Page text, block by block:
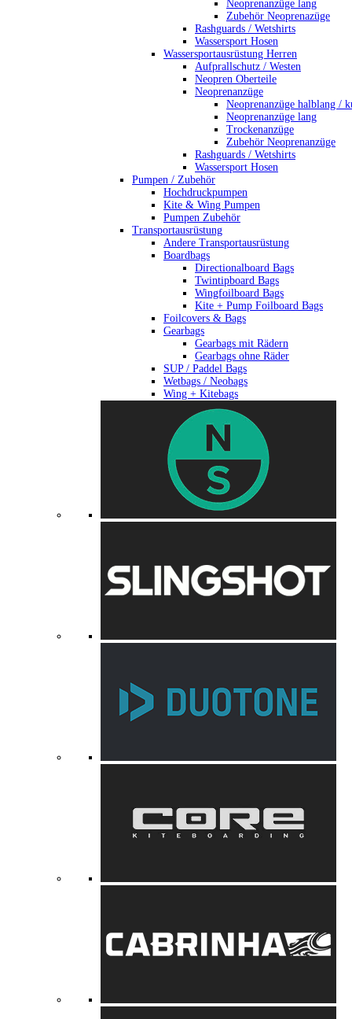
Neoprenanzüge lang
Zubehör Neoprenazüge
Rashguards / Wetshirts
Wassersport Hosen
Wassersportausrüstung Herren
Aufprallschutz / Westen
Neopren Oberteile
Neoprenanzüge
Neoprenanzüge halblang /
Neoprenanzüge lang
Trockenanzüge
Zubehör Neoprenanzüge
Rashguards / Wetshirts
Wassersport Hosen
Pumpen / Zubehör
Hochdruckpumpen
Kite & Wing Pumpen
Pumpen Zubehör
Transportausrüstung
Andere Transportausrüstung
Boardbags
Directionalboard Bags
Twintipboard Bags
Wingfoilboard Bags
Kite + Pump Foilboard Bags
Foilcovers & Bags
Gearbags
Gearbags mit Rädern
Gearbags ohne Räder
SUP / Paddel Bags
Wetbags / Neobags
Wing + Kitebags